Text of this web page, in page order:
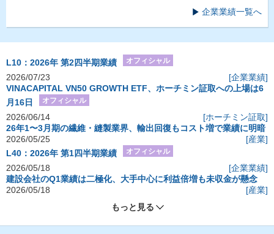
企業業績一覧へ
L10：2026年 第2四半期業績 オフィシャル
2026/07/23
[企業業績]
VINACAPITAL VN50 GROWTH ETF、ホーチミン証取への上場は6
月16日
オフィシャル
2026/06/14
[ホーチミン証取]
26年1〜3月期の繊維・縫製業界、輸出回復もコスト増で業績に明暗
2026/05/25
[産業]
L40：2026年 第1四半期業績
オフィシャル
2026/05/18
[企業業績]
建設会社のQ1業績は二極化、大手中心に利益倍増も未収金が懸念
2026/05/18
[産業]
もっと見る